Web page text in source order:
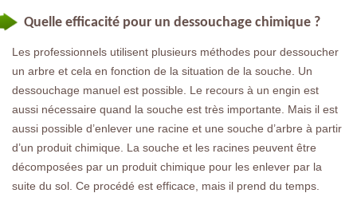
Quelle efficacité pour un dessouchage chimique ?
Les professionnels utilisent plusieurs méthodes pour dessoucher
un arbre et cela en fonction de la situation de la souche. Un
dessouchage manuel est possible. Le recours à un engin est
aussi nécessaire quand la souche est très importante. Mais il est
aussi possible d’enlever une racine et une souche d’arbre à partir
d’un produit chimique. La souche et les racines peuvent être
décomposées par un produit chimique pour les enlever par la
suite du sol. Ce procédé est efficace, mais il prend du temps.